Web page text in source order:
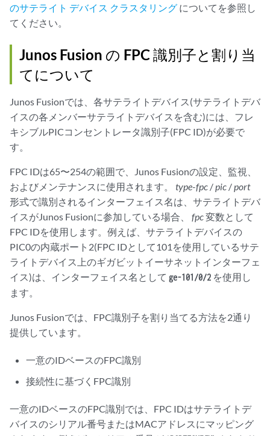
のサテライト デバイス クラスタリング についてを参照し
てください。
Junos Fusion の FPC 識別子と割り当
てについて
Junos Fusionでは、各サテライトデバイス(サテライトデバ
イスの各メンバーサテライトデバイスを含む)には、フレ
キシブルPICコンセントレータ識別子(FPC ID)が必要で
す。
FPC IDは65〜254の範囲で、Junos Fusionの設定、監視、
およびメンテナンスに使用されます。 type-fpc /pic /port
形式で識別されるインターフェイス名は、サテライトデバ
イスがJunos Fusionに参加している場合、 fpc変数として
FPC IDを使用します。例えば、サテライトデバイスの
PIC0の内蔵ポート2(FPC IDとして101を使用しているサテ
ライトデバイス上のギガビットイーサネットインターフェ
イス)は、インターフェイス名として ge-101/0/2 を使用し
ます。
Junos Fusionでは、FPC識別子を割り当てる方法を2通り
提供しています。
一意のIDベースのFPC識別
接続性に基づくFPC識別
一意のIDベースのFPC識別では、FPC IDはサテライトデ
バイスのシリアル番号またはMACアドレスにマッピング